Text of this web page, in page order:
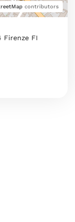
contributors
Firenze FI